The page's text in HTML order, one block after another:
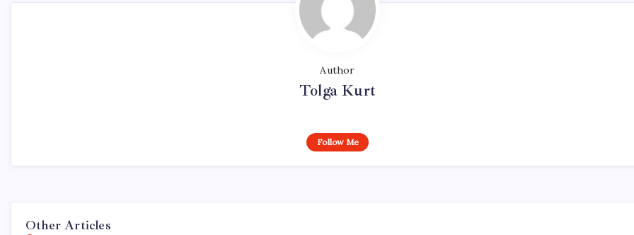
Author
Tolga Kurt
Follow Me
Other Articles